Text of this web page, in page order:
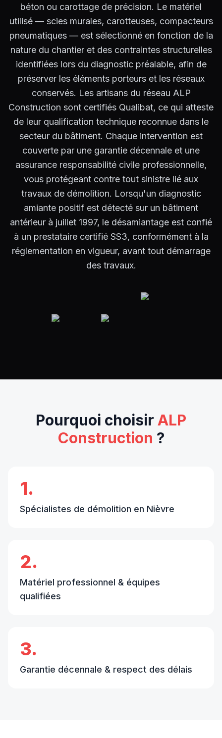
béton ou carottage de précision. Le matériel
utilisé — scies murales, carotteuses, compacteurs
pneumatiques — est sélectionné en fonction de la
nature du chantier et des contraintes structurelles
identifiées lors du diagnostic préalable, afin de
préserver les éléments porteurs et les réseaux
conservés. Les artisans du réseau ALP
Construction sont certifiés Qualibat, ce qui atteste
de leur qualification technique reconnue dans le
secteur du bâtiment. Chaque intervention est
couverte par une garantie décennale et une
assurance responsabilité civile professionnelle,
vous protégeant contre tout sinistre lié aux
travaux de démolition. Lorsqu'un diagnostic
amiante positif est détecté sur un bâtiment
antérieur à juillet 1997, le désamiantage est confié
à un prestataire certifié SS3, conformément à la
réglementation en vigueur, avant tout démarrage
des travaux.
Pourquoi choisir ALP
Construction ?
1.
Spécialistes de démolition en Nièvre
2.
Matériel professionnel & équipes
qualifiées
3.
Garantie décennale & respect des délais